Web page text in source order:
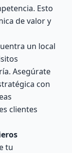
Esto
de valor y
un local
Asegúrate
con
clientes
tu